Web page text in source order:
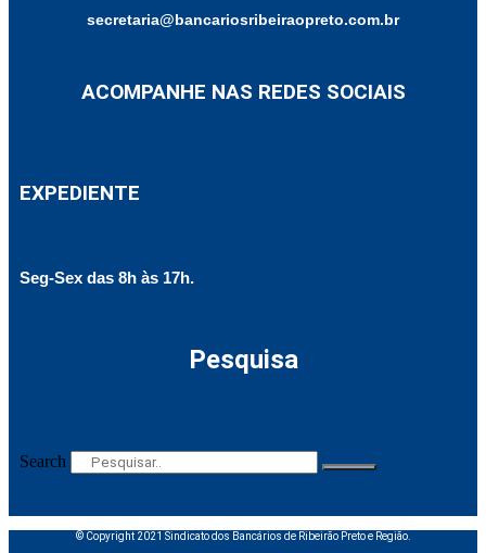
secretaria@bancariosribeiraopreto.com.br
ACOMPANHE NAS REDES SOCIAIS
EXPEDIENTE
Seg-Sex das 8h às 17h.
Pesquisa
Search
© Copyright 2021 Sindicato dos Bancários de Ribeirão Preto e Região.